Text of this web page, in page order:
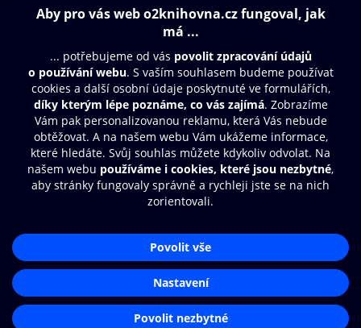
Obsah ke stažení
Moje O2 Knihovna
Další zábava
© O2 Czech Republic a.s.
Přístupnost
Zásady zpracování osobních údajů
Nastavení cookies
Aplikace O2 Knihovna
Čti a poslouchej své e-knihy a
audioknihy rychleji a pohodlněji.